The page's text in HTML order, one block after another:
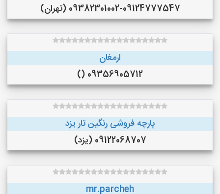
09382301002-09124777547 (تهران)
ارمغان
09356905712 ()
پارچه فروشی رنگین تار یزد
09122068707 (یزد)
mr.parcheh